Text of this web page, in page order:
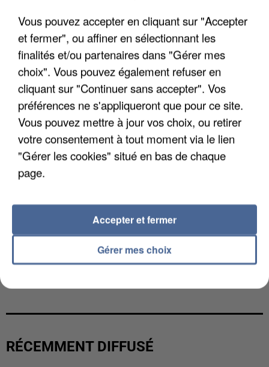
APRÈS TOUTES CES CANICULES, LES REFUGES
DE FAUNE SAUVAGE SONT...
L’UN DES FONDATEURS SUPPOSÉS DE LA DZ
RÉCEMMENT DIFFUSÉ
Vous pouvez accepter en cliquant sur "Accepter
et fermer", ou affiner en sélectionnant les
finalités et/ou partenaires dans "Gérer mes
choix". Vous pouvez également refuser en
cliquant sur "Continuer sans accepter". Vos
préférences ne s'appliqueront que pour ce site.
Vous pouvez mettre à jour vos choix, ou retirer
votre consentement à tout moment via le lien
"Gérer les cookies" situé en bas de chaque
page.
Gérer mes choix
Accepter et fermer